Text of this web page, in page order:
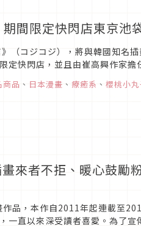
間限定快閃店東京池
（コジコジ），將與韓國知名插
快閃店，並且由崔高興作家擔
商品 、 日本漫畫 、 療癒系 、 櫻桃小
來者不拒、暖心鼓勵
品，本作自2011年起連載至
一直以來深受讀者喜愛。為了宣